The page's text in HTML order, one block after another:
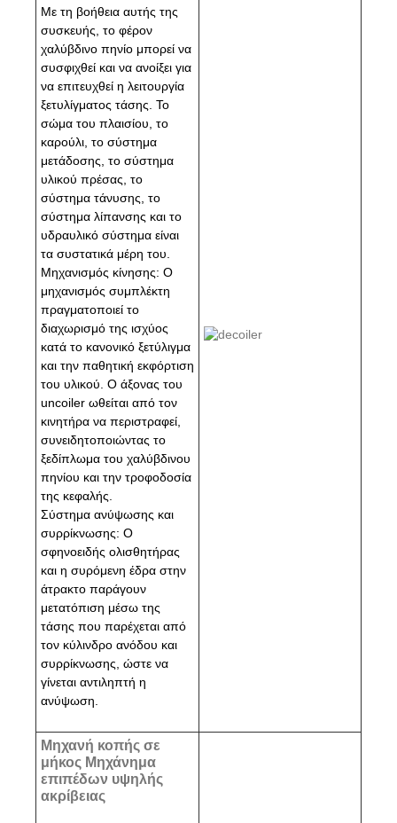
Με τη βοήθεια αυτής της
συσκευής, το φέρον
χαλύβδινο πηνίο μπορεί να
συσφιχθεί και να ανοίξει για
να επιτευχθεί η λειτουργία
ξετυλίγματος τάσης. Το
σώμα του πλαισίου, το
καρούλι, το σύστημα
μετάδοσης, το σύστημα
υλικού πρέσας, το
σύστημα τάνυσης, το
σύστημα λίπανσης και το
υδραυλικό σύστημα είναι
τα συστατικά μέρη του.
Μηχανισμός κίνησης: Ο
μηχανισμός συμπλέκτη
πραγματοποιεί το
διαχωρισμό της ισχύος
κατά το κανονικό ξετύλιγμα
και την παθητική εκφόρτιση
του υλικού. Ο άξονας του
uncoiler ωθείται από τον
κινητήρα να περιστραφεί,
συνειδητοποιώντας το
ξεδίπλωμα του χαλύβδινου
πηνίου και την τροφοδοσία
της κεφαλής.
Σύστημα ανύψωσης και
συρρίκνωσης: Ο
σφηνοειδής ολισθητήρας
και η συρόμενη έδρα στην
άτρακτο παράγουν
μετατόπιση μέσω της
τάσης που παρέχεται από
τον κύλινδρο ανόδου και
συρρίκνωσης, ώστε να
γίνεται αντιληπτή η
ανύψωση.
Μηχανή κοπής σε
μήκος Μηχάνημα
επιπέδων υψηλής
ακρίβειας